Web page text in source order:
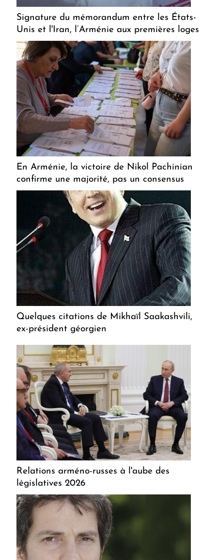
Signature du mémorandum entre les États-
Unis et l'Iran, l’Arménie aux premières loges
En Arménie, la victoire de Nikol Pachinian
confirme une majorité, pas un consensus
Quelques citations de Mikhaïl Saakashvili,
ex-président géorgien
Relations arméno-russes à l'aube des
législatives 2026